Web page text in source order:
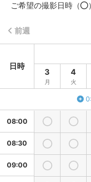
ご希望の撮影日時（
前週
日時
3
月
4
火
08:00
08:30
09:00